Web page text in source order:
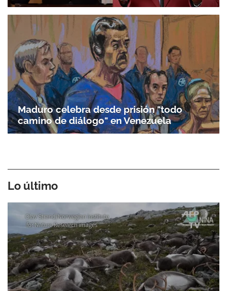
Maduro celebra desde prisión "todo
camino de diálogo" en Venezuela
Lo último